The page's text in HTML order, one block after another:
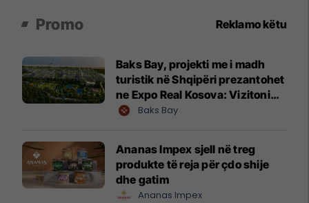
Promo Reklamo këtu
Baks Bay, projekti me i madh
turistik në Shqipëri prezantohet
ne Expo Real Kosova: Vizitoni
shtandin dhe zbuloni
Baks Bay
Ananas Impex sjell në treg
produkte të reja për çdo shije
dhe gatim
Ananas Impex